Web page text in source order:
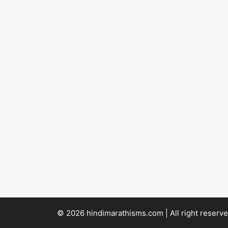
© 2026 hindimarathisms.com | All right